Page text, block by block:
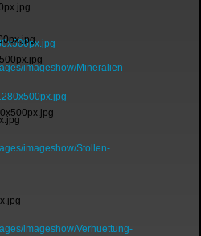
imageshow/Mineralien-
imageshow/Stollen-
imageshow/Verhuettung-